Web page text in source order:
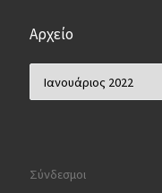
Αρχείο
Σύνδεσμοι